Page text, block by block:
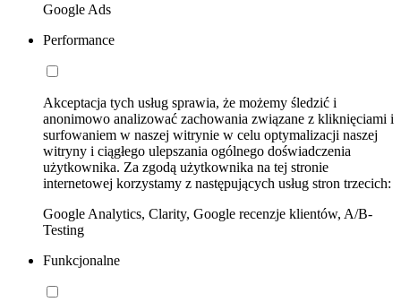
Google Ads
Performance
Akceptacja tych usług sprawia, że możemy śledzić i
anonimowo analizować zachowania związane z kliknięciami i
surfowaniem w naszej witrynie w celu optymalizacji naszej
witryny i ciągłego ulepszania ogólnego doświadczenia
użytkownika. Za zgodą użytkownika na tej stronie
internetowej korzystamy z następujących usług stron trzecich:
Google Analytics, Clarity, Google recenzje klientów, A/B-
Testing
Funkcjonalne